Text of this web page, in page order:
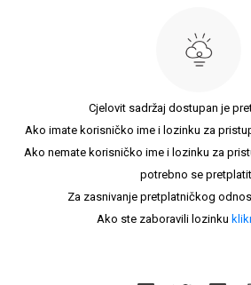
Cjelovit sadržaj dostupan je
Ako imate korisničko ime i lozinku za
Ako nemate korisničko ime i lozinku za
potrebno se
Za zasnivanje pretplatničkog
Ako ste zaboravili lozinku